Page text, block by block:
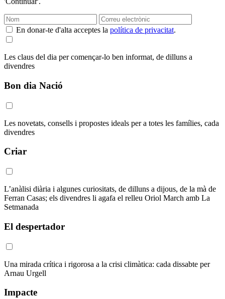
En donar-te d'alta acceptes la política de privacitat.
Les claus del dia per començar-lo ben informat, de dilluns a
divendres
Bon dia Nació
Les novetats, consells i propostes ideals per a totes les famílies, cada
divendres
Criar
L’anàlisi diària i algunes curiositats, de dilluns a dijous, de la mà de
Ferran Casas; els divendres li agafa el relleu Oriol March amb La
Setmanada
El despertador
Una mirada crítica i rigorosa a la crisi climàtica: cada dissabte per
Arnau Urgell
Impacte